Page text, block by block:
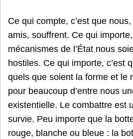
Ce qui compte, c’est que
amis, souffrent. Ce qui
mécanismes de l’État nous
hostiles. Ce qui importe, c’est
quels que soient la forme et le
pour beaucoup d’entre nous
existentielle. Le combattre est
survie. Peu importe que la
rouge, blanche ou bleue : la